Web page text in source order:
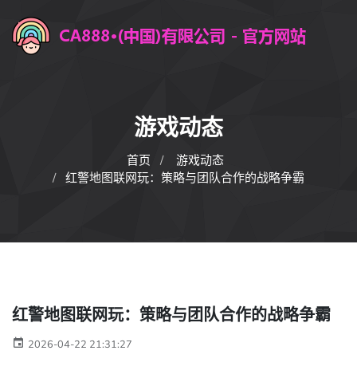
游戏动态
首页
游戏动态
红警地图联网玩：策略与团队合作的战略争霸
红警地图联网玩：策略与团队合作的战略争霸
2026-04-22 21:31:27